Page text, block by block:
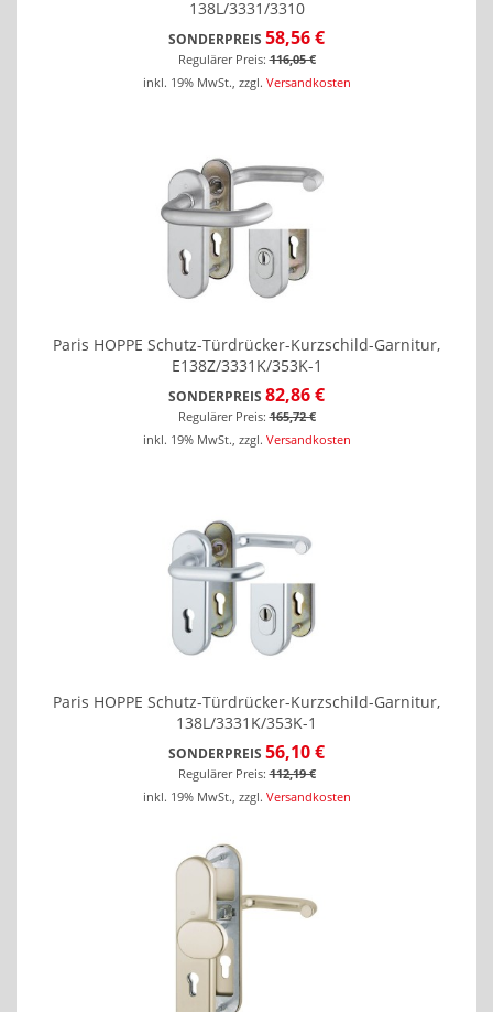
138L/3331/3310
SONDERPREIS 58,56 €
Regulärer Preis: 116,05 €
inkl. 19% MwSt., zzgl. Versandkosten
Paris HOPPE Schutz-Türdrücker-Kurzschild-Garnitur,
E138Z/3331K/353K-1
SONDERPREIS 82,86 €
Regulärer Preis: 165,72 €
inkl. 19% MwSt., zzgl. Versandkosten
Paris HOPPE Schutz-Türdrücker-Kurzschild-Garnitur,
138L/3331K/353K-1
SONDERPREIS 56,10 €
Regulärer Preis: 112,19 €
inkl. 19% MwSt., zzgl. Versandkosten